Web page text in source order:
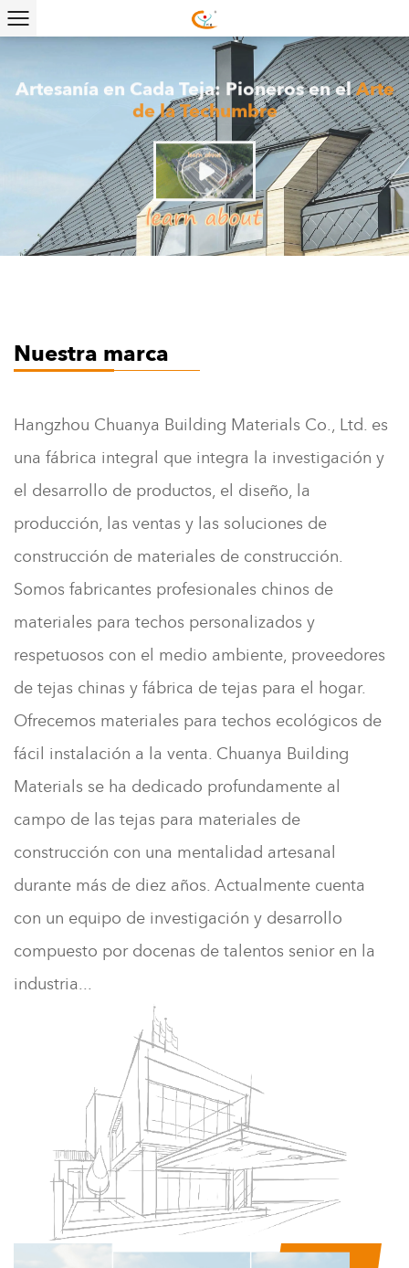
Artesanía en Cada Teja: Pioneros en elArte
de la Techumbre
Nuestra marca
Hangzhou Chuanya Building Materials Co., Ltd. es
una fábrica integral que integra la investigación y
el desarrollo de productos, el diseño, la
producción, las ventas y las soluciones de
construcción de materiales de construcción.
Somos fabricantes profesionales chinos de
materiales para techos personalizados y
respetuosos con el medio ambiente, proveedores
de tejas chinas y fábrica de tejas para el hogar.
Ofrecemos materiales para techos ecológicos de
fácil instalación a la venta. Chuanya Building
Materials se ha dedicado profundamente al
campo de las tejas para materiales de
construcción con una mentalidad artesanal
durante más de diez años. Actualmente cuenta
con un equipo de investigación y desarrollo
compuesto por docenas de talentos senior en la
industria...